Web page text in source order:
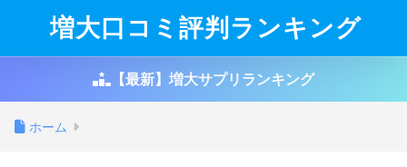
増大口コミ評判ランキング
【最新】増大サプリランキング
ホーム